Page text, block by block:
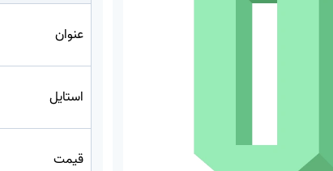
عنوان
استایل
قیمت